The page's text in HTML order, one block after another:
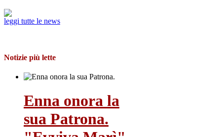
leggi tutte le news
Notizie più lette
Enna onora la
sua Patrona.